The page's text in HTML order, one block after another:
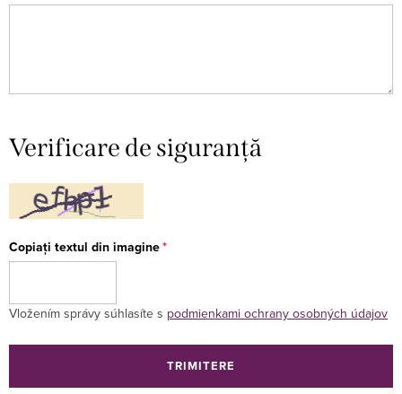
Verificare de siguranță
Copiați textul din imagine
Vložením správy súhlasíte s podmienkami ochrany osobných údajov
TRIMITERE